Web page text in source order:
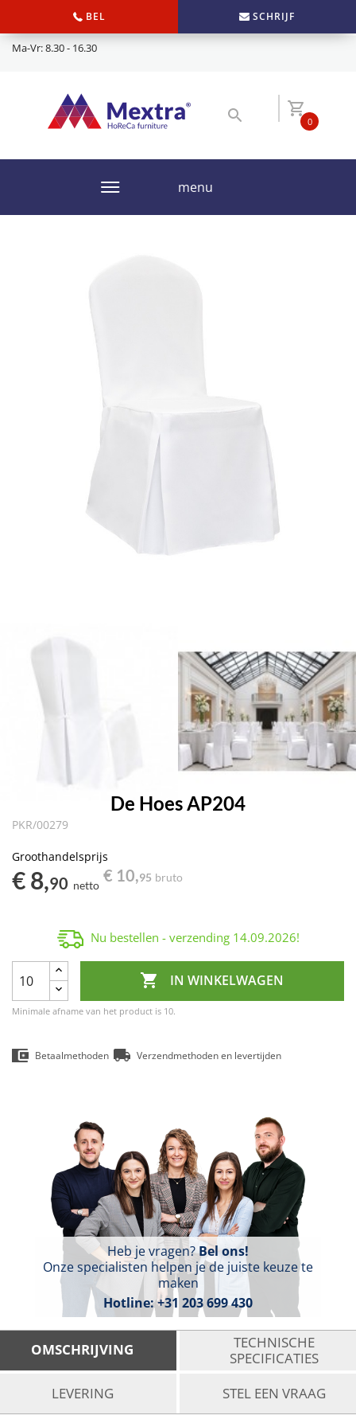
BEL SCHRIJF
Ma-Vr: 8.30 - 16.30
0
menu
De Hoes AP204
PKR/00279
Groothandelsprijs
€ 8,90 netto
€ 10,95 bruto
Nu bestellen - verzending 14.09.2026!
 IN WINKELWAGEN
Minimale afname van het product is 10.
Betaalmethoden Verzendmethoden en levertijden
Heb je vragen?Bel ons!
Onze specialisten helpen je de juiste keuze te
maken
Hotline:+31 203 699 430
OMSCHRIJVING
TECHNISCHE
SPECIFICATIES
LEVERING
STEL EEN VRAAG